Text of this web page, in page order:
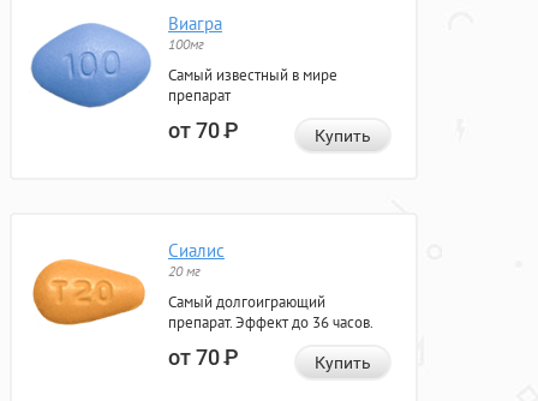
Виагра
100мг
Самый известный в мире
препарат
от 70Р Купить
Сиалис
20 мг
Самый долгоиграющий
препарат. Эффект до 36 часов.
от 70Р Купить